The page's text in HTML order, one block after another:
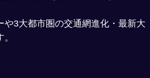
や3大都市圏の交通網進化・最新大